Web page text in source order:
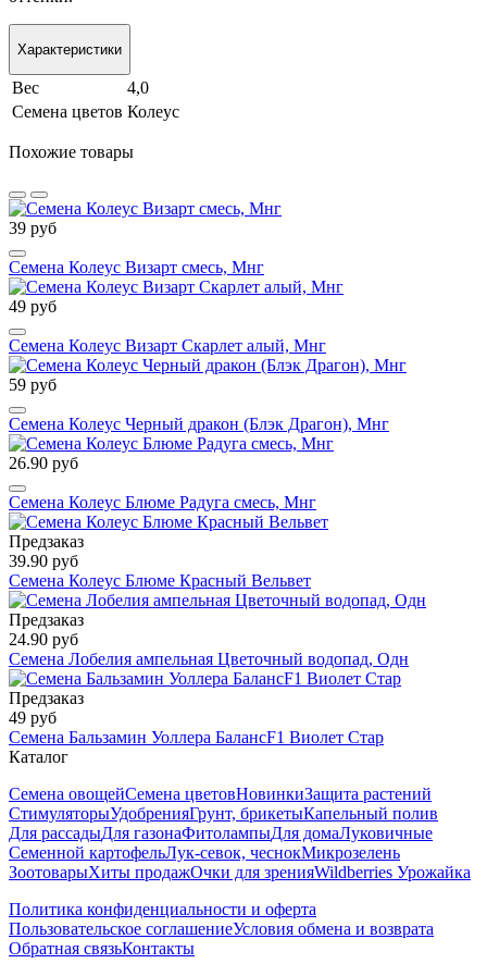
Характеристики
Вес
4,0
Семена цветов Колеус
Похожие товары
39 руб
Семена Колеус Визарт смесь, Мнг
49 руб
Семена Колеус Визарт Скарлет алый, Мнг
59 руб
Семена Колеус Черный дракон (Блэк Драгон), Мнг
26.90 руб
Семена Колеус Блюме Радуга смесь, Мнг
Предзаказ
39.90 руб
Семена Колеус Блюме Красный Вельвет
Предзаказ
24.90 руб
Семена Лобелия ампельная Цветочный водопад, Одн
Предзаказ
49 руб
Семена Бальзамин Уоллера БалансF1 Виолет Стар
Каталог
Семена овощейСемена цветовНовинкиЗащита растений
СтимуляторыУдобренияГрунт, брикетыКапельный полив
Для рассадыДля газонаФитолампыДля домаЛуковичные
Семенной картофельЛук-севок, чеснокМикрозелень
ЗоотоварыХиты продажОчки для зренияWildberries Урожайка
Политика конфиденциальности и оферта
Пользовательское соглашениеУсловия обмена и возврата
Обратная связьКонтакты